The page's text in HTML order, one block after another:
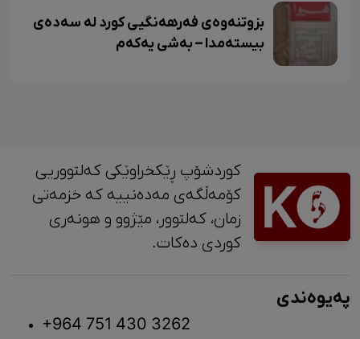
بزوتنەوەی فەرهەنگیی کورد لە سەدەی
بیستەمدا – بەشی یەکەم
کوردشۆپ ڕێکخراوێکی کەلتووریی
کۆمەڵگەی مەدەنییە کە خزمەتی
زمان، کەلتوور، مێژوو و ‎هونەری
کوردی دەکات.
پەیوەندی
+964 751 430 3262